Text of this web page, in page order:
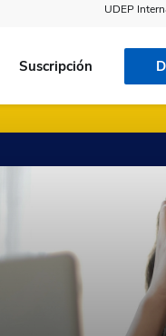
UDEP
Suscripción